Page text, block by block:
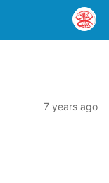
7 years ago